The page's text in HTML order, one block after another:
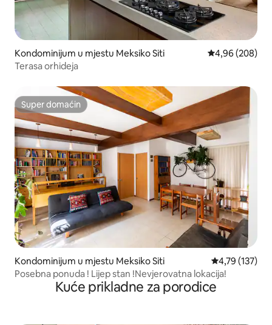
Kondominijum u mjestu Meksiko Siti prosječna
4,96 (208)
Terasa orhideja
Super domaćin
Super domaćin
Kondominijum u mjestu Meksiko Siti prosječna
4,79 (137)
Posebna ponuda ! Lijep stan !Nevjerovatna lokacija!
Kuće prikladne za porodice